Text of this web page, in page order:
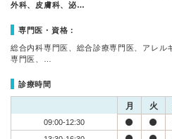
外科、皮膚科、泌…
専門医・資格：
総合内科専門医、総合診療専門医、アレル
専門医、…
診療時間
月 火
09:00-12:30